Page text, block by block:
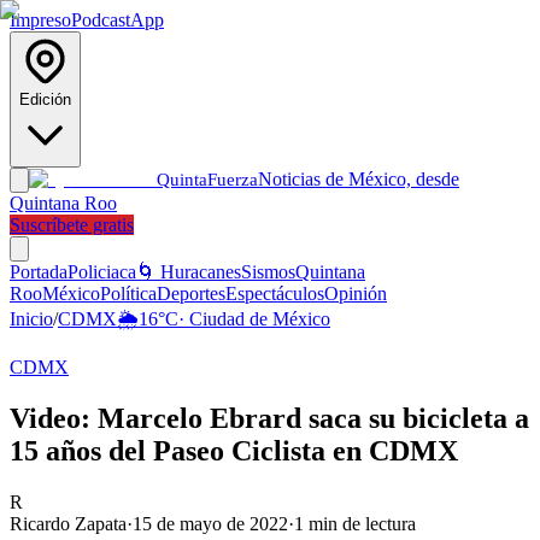
ImpresoPodcastApp
Edición
QuintaFuerzaNoticias de México, desde
Quintana Roo
Suscríbete gratis
PortadaPoliciaca 🌀 HuracanesSismosQuintana
RooMéxicoPolíticaDeportesEspectáculosOpinión
Inicio/CDMX🌦️16°C· Ciudad de México
CDMX
Video: Marcelo Ebrard saca su bicicleta a
15 años del Paseo Ciclista en CDMX
R
Ricardo Zapata·15 de mayo de 2022·1 min de lectura